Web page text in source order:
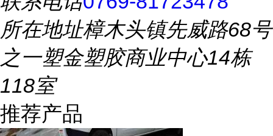
所在地址樟木头镇先威路68号
之一塑金塑胶商业中心14栋
118室
推荐产品